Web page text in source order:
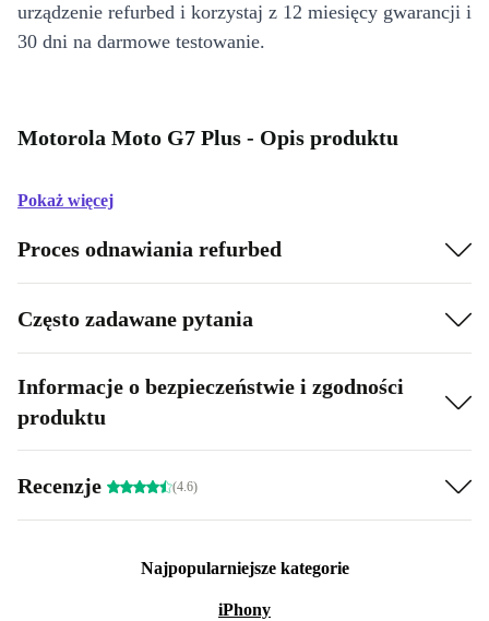
urządzenie refurbed i korzystaj z 12 miesięcy gwarancji i
30 dni na darmowe testowanie.
Motorola Moto G7 Plus - Opis produktu
Pokaż więcej
Proces odnawiania refurbed
Często zadawane pytania
Informacje o bezpieczeństwie i zgodności
produktu
Recenzje (4.6)
Najpopularniejsze kategorie
iPhony